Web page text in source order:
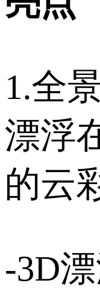
1.全
漂浮
的云
-3D